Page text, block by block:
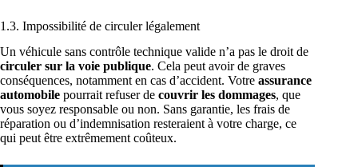
1.3. Impossibilité de circuler légalement
Un véhicule sans contrôle technique valide n’a pas le droit de
circuler sur la voie publique. Cela peut avoir de graves
conséquences, notamment en cas d’accident. Votre assurance
automobile pourrait refuser de couvrir les dommages, que
vous soyez responsable ou non. Sans garantie, les frais de
réparation ou d’indemnisation resteraient à votre charge, ce
qui peut être extrêmement coûteux.